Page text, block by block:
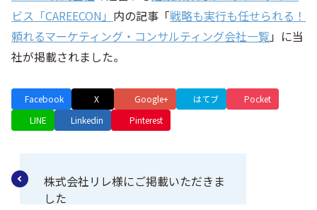
ビス「CAREECON」 内の記事「戦略も実行も任せられる！
頼れるマーケティング・コンサルティング会社一覧」に当
社が掲載されました。
Facebook X Google+ はてブ
Pocket
LINE
Linkedin Pinterest
株式会社リレ様にご掲載いただきま
した